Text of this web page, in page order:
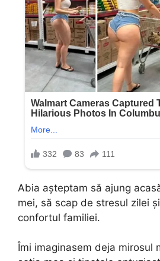
Abia așteptam să ajung
mei, să scap de stresul zilei
confortul familiei.
Îmi imaginasem deja mirosul